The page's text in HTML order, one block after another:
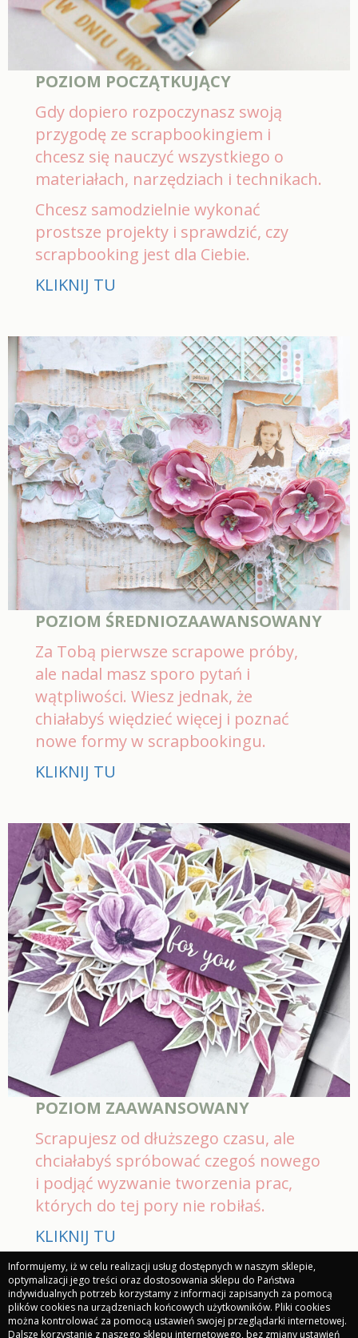
POZIOM POCZĄTKUJĄCY
Gdy dopiero rozpoczynasz swoją
przygodę ze scrapbookingiem i
chcesz się nauczyć wszystkiego o
materiałach, narzędziach i technikach.
Chcesz samodzielnie wykonać
prostsze projekty i sprawdzić, czy
scrapbooking jest dla Ciebie.
KLIKNIJ TU
POZIOM ŚREDNIOZAAWANSOWANY
Za Tobą pierwsze scrapowe próby,
ale nadal masz sporo pytań i
wątpliwości. Wiesz jednak, że
chiałabyś więdzieć więcej i poznać
nowe formy w scrapbookingu.
KLIKNIJ TU
POZIOM ZAAWANSOWANY
Scrapujesz od dłuższego czasu, ale
chciałabyś spróbować czegoś nowego
i podjąć wyzwanie tworzenia prac,
których do tej pory nie robiłaś.
KLIKNIJ TU
Informujemy, iż w celu realizacji usług dostępnych w naszym sklepie,
optymalizacji jego treści oraz dostosowania sklepu do Państwa
indywidualnych potrzeb korzystamy z informacji zapisanych za pomocą
plików cookies na urządzeniach końcowych użytkowników. Pliki cookies
można kontrolować za pomocą ustawień swojej przeglądarki internetowej.
Dalsze korzystanie z naszego sklepu internetowego, bez zmiany ustawień